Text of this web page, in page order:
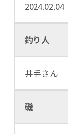
2024.02.04
釣り人
井手さん
磯